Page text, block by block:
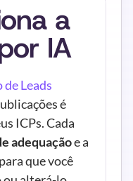
a
IA
Leads
é
ICPs. Cada
adequação e a
que você